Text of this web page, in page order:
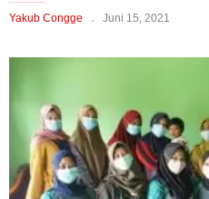
Yakub Congge Juni 15, 2021